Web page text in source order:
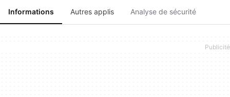
Informations Autres applis Analyse de sécurité